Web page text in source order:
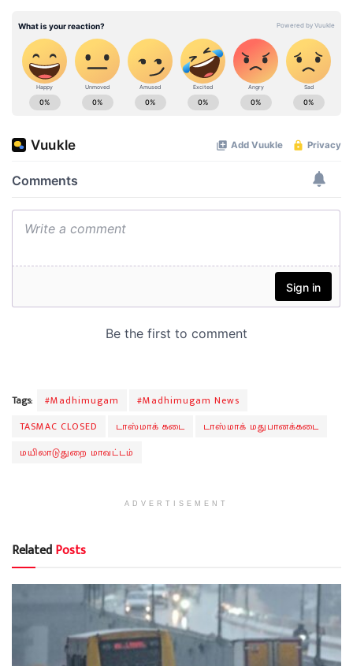
Tags: #Madhimugam
#Madhimugam News
TASMAC CLOSED
டாஸ்மாக் கடை
டாஸ்மாக் மதுபானக்கடை
மயிலாடுதுறை மாவட்டம்
ADVERTISEMENT
RelatedPosts